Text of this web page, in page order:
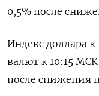
0,5% после
Индекс доллара
валют к 10:15 МСК
после снижения